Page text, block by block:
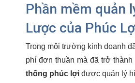
Phần mềm quản
Lược của Phúc
Trong môi trường kinh doanh
phí đơn thuần mà đã trở
thống phúc lợi được quản lý